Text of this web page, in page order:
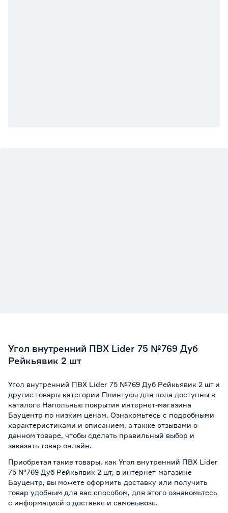
Угол внутренний ПВХ Lider 75 №769 Дуб
Рейкьявик 2 шт
Угол внутренний ПВХ Lider 75 №769 Дуб Рейкьявик 2 шт и
другие товары категории Плинтусы для пола доступны в
каталоге Напольные покрытия интернет-магазина
Бауцентр по низким ценам. Ознакомьтесь с подробными
характеристиками и описанием, а также отзывами о
данном товаре, чтобы сделать правильный выбор и
заказать товар онлайн.
Приобретая такие товары, как Угол внутренний ПВХ Lider
75 №769 Дуб Рейкьявик 2 шт, в интернет-магазине
Бауцентр, вы можете оформить доставку или получить
товар удобным для вас способом, для этого ознакомьтесь
с информацией о доставке и самовывозе.